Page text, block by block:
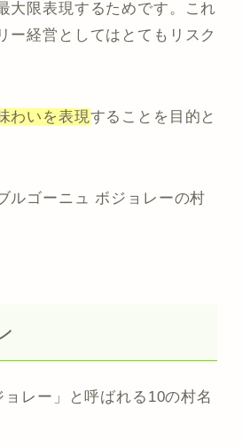
大限表現するためです。これ
ー経営としてはとてもリスク
わいを表現することを目的と
ルゴーニュ ボジョレーの村
レー」と呼ばれる10の村名